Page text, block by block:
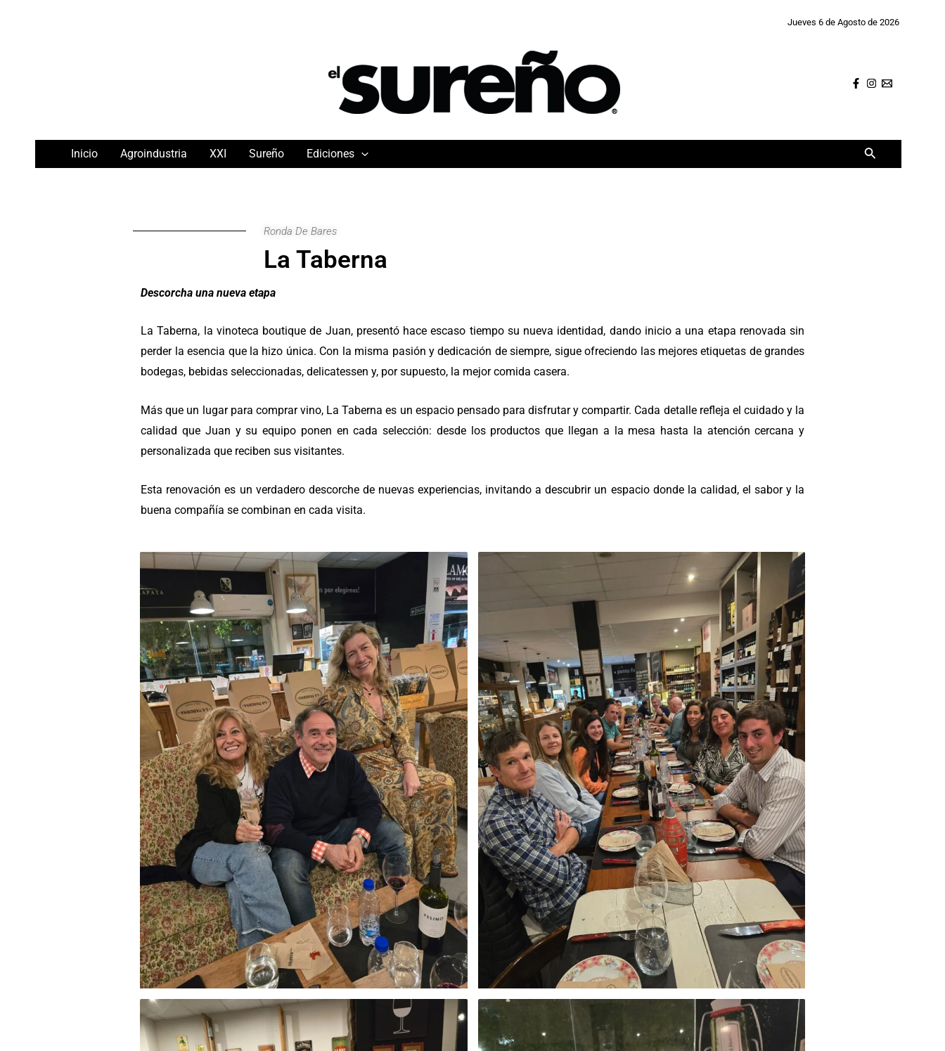
Jueves 6 de Agosto de 2026
Inicio Agroindustria XXI Sureño Ediciones Buscar
Ronda De Bares
La Taberna
Descorcha una nueva etapa
La Taberna, la vinoteca boutique de Juan, presentó hace escaso tiempo su nueva identidad, dando inicio a una etapa renovada sin
perder la esencia que la hizo única. Con la misma pasión y dedicación de siempre, sigue ofreciendo las mejores etiquetas de grandes
bodegas, bebidas seleccionadas, delicatessen y, por supuesto, la mejor comida casera.
Más que un lugar para comprar vino, La Taberna es un espacio pensado para disfrutar y compartir. Cada detalle refleja el cuidado y la
calidad que Juan y su equipo ponen en cada selección: desde los productos que llegan a la mesa hasta la atención cercana y
personalizada que reciben sus visitantes.
Esta renovación es un verdadero descorche de nuevas experiencias, invitando a descubrir un espacio donde la calidad, el sabor y la
buena compañía se combinan en cada visita.